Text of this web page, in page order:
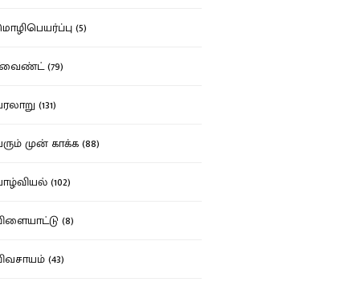
(5)
(79)
(131)
முன் காக்க (88)
(102)
(8)
(43)